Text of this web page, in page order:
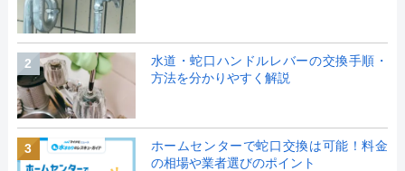
2
水道・蛇口ハンドルレバーの交換手順・
方法を分かりやすく解説
3
ホームセンターで蛇口交換は可能！料金
の相場や業者選びのポイント